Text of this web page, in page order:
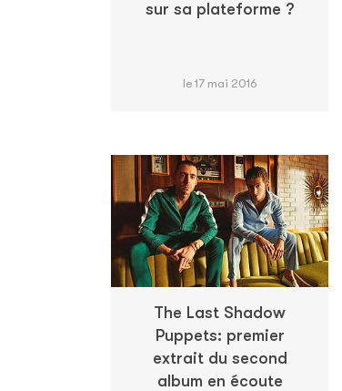
sur sa plateforme ?
le 17 mai 2016
The Last Shadow
Puppets: premier
extrait du second
album en écoute